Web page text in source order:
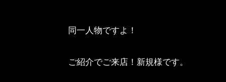
同一人物ですよ！
ご紹介でご来店！新規様です。